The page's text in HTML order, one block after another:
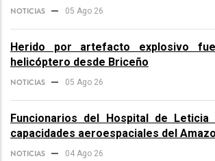
NOTICIAS 05 Ago 26
Herido por artefacto explosivo
helicóptero desde Briceño
NOTICIAS 05 Ago 26
Funcionarios del Hospital de
capacidades aeroespaciales del
NOTICIAS 04 Ago 26